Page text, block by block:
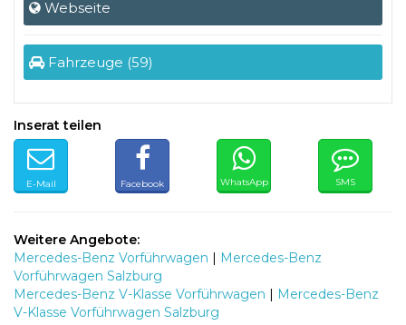
Webseite
Fahrzeuge (59)
Inserat teilen
E-Mail Facebook WhatsApp SMS
Weitere Angebote:
Mercedes-Benz Vorführwagen | Mercedes-Benz
Vorführwagen Salzburg
Mercedes-Benz V-Klasse Vorführwagen | Mercedes-Benz
V-Klasse Vorführwagen Salzburg